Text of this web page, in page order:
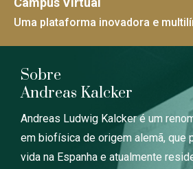
Uma plataforma inovadora e
Sobre
Andreas Kalcker
Andreas Ludwig Kalcker é um
em biofísica de origem alemã, que
vida na Espanha e atualmente